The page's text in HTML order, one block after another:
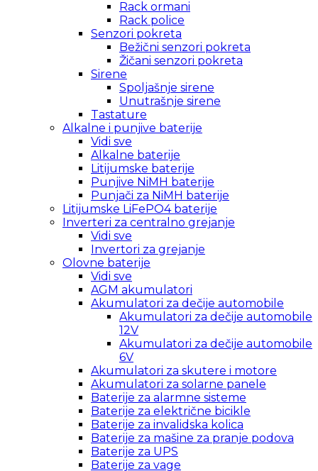
Rack ormani
Rack police
Senzori pokreta
Bežični senzori pokreta
Žičani senzori pokreta
Sirene
Spoljašnje sirene
Unutrašnje sirene
Tastature
Alkalne i punjive baterije
Vidi sve
Alkalne baterije
Litijumske baterije
Punjive NiMH baterije
Punjači za NiMH baterije
Litijumske LiFePO4 baterije
Inverteri za centralno grejanje
Vidi sve
Invertori za grejanje
Olovne baterije
Vidi sve
AGM akumulatori
Akumulatori za dečije automobile
Akumulatori za dečije automobile
12V
Akumulatori za dečije automobile
6V
Akumulatori za skutere i motore
Akumulatori za solarne panele
Baterije za alarmne sisteme
Baterije za električne bicikle
Baterije za invalidska kolica
Baterije za mašine za pranje podova
Baterije za UPS
Baterije za vage